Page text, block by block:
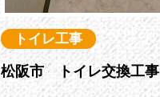
トイレ工事
松阪市 トイレ交換工事